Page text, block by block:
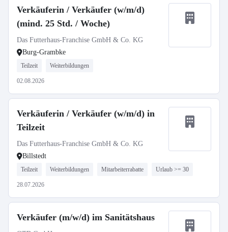
Verkäuferin / Verkäufer (w/m/d)
(mind. 25 Std. / Woche)
Das Futterhaus-Franchise GmbH & Co. KG
Burg-Grambke
Teilzeit Weiterbildungen
02.08.2026
Verkäuferin / Verkäufer (w/m/d) in
Teilzeit
Das Futterhaus-Franchise GmbH & Co. KG
Billstedt
Teilzeit Weiterbildungen Mitarbeiterrabatte Urlaub >= 30
28.07.2026
Verkäufer (m/w/d) im Sanitätshaus